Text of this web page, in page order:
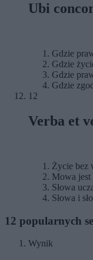
Ubi
Gdzie
Gdzie
Gdzie
Gdzie
12
Verba et
Życie bez
Mowa jest
Słowa
Słowa i
12 popularnych
Wynik